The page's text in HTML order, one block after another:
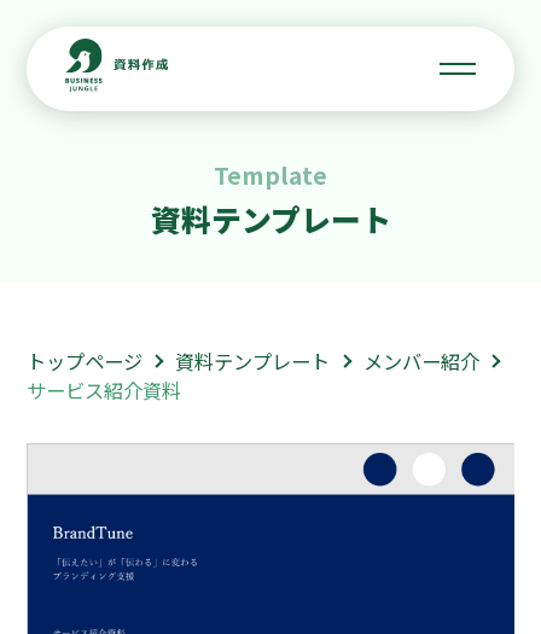
Template
資料テンプレート
トップページ 資料テンプレート
メンバー紹介
サービス紹介資料